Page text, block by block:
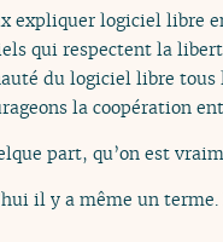
expliquer logiciel libre
qui respectent la
du logiciel libre
la coopération
part, qu’on est
il y a même un